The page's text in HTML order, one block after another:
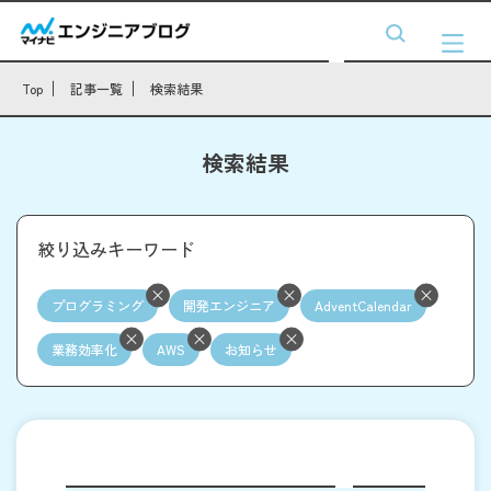
Top 記事一覧 検索結果
検索結果
絞り込みキーワード
プログラミング 開発エンジニア AdventCalendar
業務効率化 AWS お知らせ